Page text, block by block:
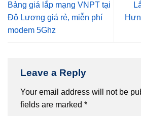
Bảng giá lắp mạng VNPT tại
Đô Lương giá rẻ, miễn phí
modem 5Ghz
Leave a Reply
Your email address will not be
fields are marked *